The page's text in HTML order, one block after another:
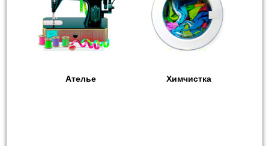
Ателье Химчистка